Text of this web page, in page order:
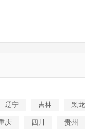
辽宁 吉林 黑
庆 四川 贵州